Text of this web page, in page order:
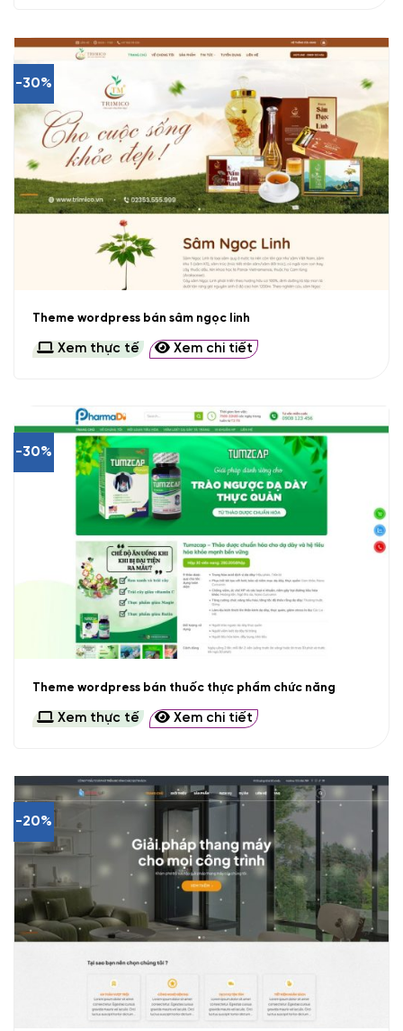
-30%
Theme wordpress bán sâm ngọc linh
Xem thực tế Xem chi tiết
-30%
Theme wordpress bán thuốc thực phẩm chức năng
Xem thực tế Xem chi tiết
-20%